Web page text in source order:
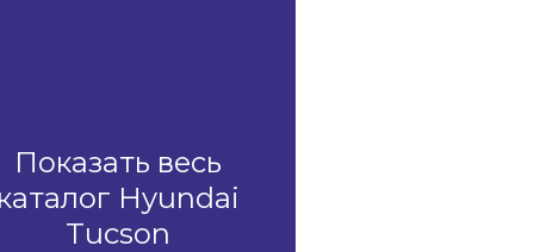
Показать весь
каталог Hyundai
Tucson